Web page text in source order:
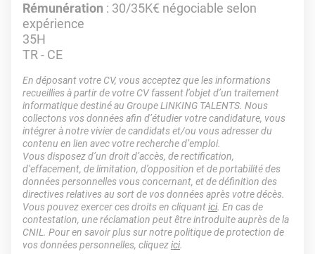
Rémunération : 30/35K€ négociable selon
expérience
35H
TR - CE
En déposant votre CV, vous acceptez que les informations
recueillies à partir de votre CV fassent l’objet d’un traitement
informatique destiné au Groupe LINKING TALENTS. Nous
collectons vos données afin d’étudier votre candidature, vous
intégrer à notre vivier de candidats et/ou vous adresser du
contenu en lien avec votre recherche d’emploi.
Vous disposez d’un droit d’accès, de rectification,
d’effacement, de limitation, d’opposition et de portabilité des
données personnelles vous concernant, et de définition des
directives relatives au sort de vos données après votre décès.
Vous pouvez exercer ces droits en cliquantici. En cas de
contestation, une réclamation peut être introduite auprès de la
CNIL. Pour en savoir plus sur notre politique de protection de
vos données personnelles, cliquezici.